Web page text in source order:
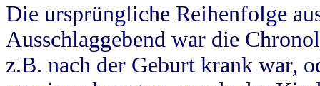
Die ursprüngliche Reihenfolge
Ausschlaggebend war die
z.B. nach der Geburt krank war,